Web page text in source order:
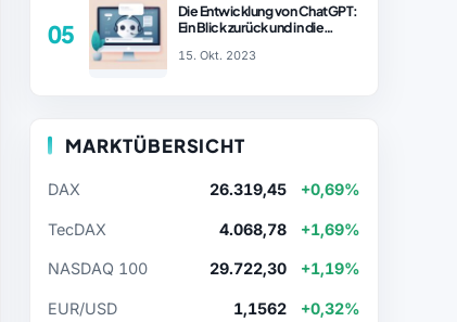
05
Die Entwicklung von ChatGPT:
Ein Blick zurück und in die
15. Okt. 2023
MARKTÜBERSICHT
DAX 26.319,45 +0,69%
TecDAX 4.068,78 +1,69%
NASDAQ 100 29.722,30 +1,19%
EUR/USD 1,1562 +0,32%